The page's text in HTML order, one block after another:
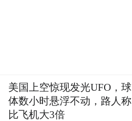
美国上空惊现发光UFO，球
体数小时悬浮不动，路人称
比飞机大3倍